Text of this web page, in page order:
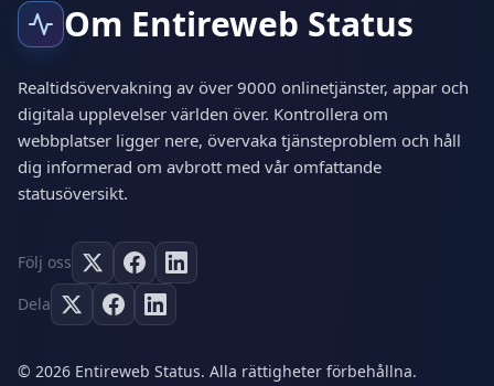
Om Entireweb Status
Realtidsövervakning av över 9000 onlinetjänster, appar och
digitala upplevelser världen över. Kontrollera om
webbplatser ligger nere, övervaka tjänsteproblem och håll
dig informerad om avbrott med vår omfattande
statusöversikt.
Följ oss
Dela
© 2026 Entireweb Status. Alla rättigheter förbehållna.